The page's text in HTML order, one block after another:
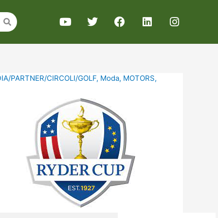
PARTNER/CIRCOLI/GOLF, Moda, MOTORS,